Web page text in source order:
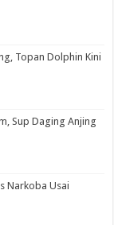
Topan Dolphin Kini
Sup Daging Anjing
Narkoba Usai